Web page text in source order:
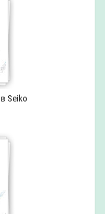
Seiko